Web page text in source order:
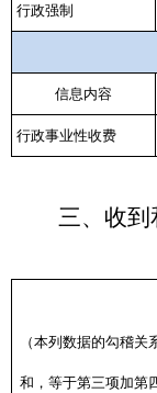
行政强制
信息内容
行政事业性收费
三、 收到
（本列数据的勾稽
和，等于第三项加第